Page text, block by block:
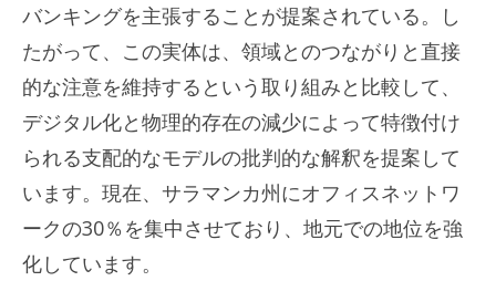
バンキングを主張することが提案されている。し
たがって、この実体は、領域とのつながりと直接
的な注意を維持するという取り組みと比較して、
デジタル化と物理的存在の減少によって特徴付け
られる支配的なモデルの批判的な解釈を提案して
います。現在、サラマンカ州にオフィスネットワ
ークの30％を集中させており、地元での地位を強
化しています。